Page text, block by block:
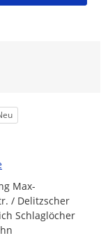
Max-
/ Delitzscher
Schlaglöcher